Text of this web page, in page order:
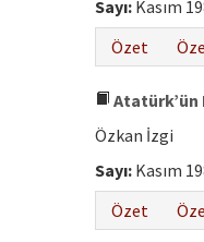
Sayı: Kasım
Özet
Atatürk’ün
Özkan İzgi
Sayı: Kasım
Özet